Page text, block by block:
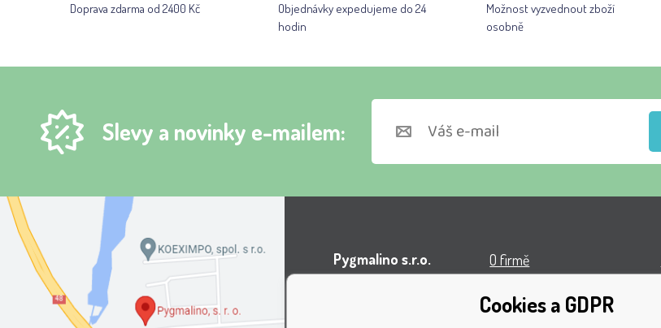
Doprava zdarma od 2400 Kč
Objednávky expedujeme do 24
hodin
Možnost vyzvednout zboží
osobně
Slevy a novinky e-mailem:
Pygmalino s.r.o.
O firmě
Doprava
Cookies a GDPR